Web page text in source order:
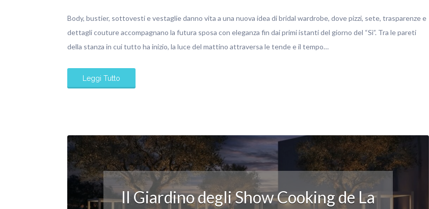
Body, bustier, sottovesti e vestaglie danno vita a una nuova idea di bridal wardrobe, dove pizzi, sete, trasparenze e
dettagli couture accompagnano la futura sposa con eleganza fin dai primi istanti del giorno del “Sì”. Tra le pareti
della stanza in cui tutto ha inizio, la luce del mattino attraversa le tende e il tempo…
Leggi Tutto
Il Giardino degli Show Cooking de La